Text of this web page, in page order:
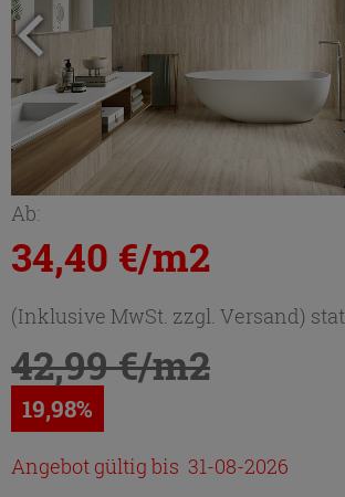
Ab:
34,40 €/m2
(Inklusive MwSt. zzgl. Versand)
42,99 €/m2
19,98%
Angebot gültig bis 31-08-2026